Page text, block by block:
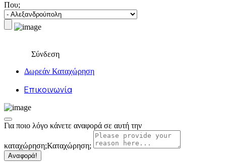
Που;
Σύνδεση
Δωρεάν Καταχώρηση
Επικοινωνία
Για ποιο λόγο κάνετε αναφορά σε αυτή την
καταχώρηση;Καταχώρηση;
Αναφορά!